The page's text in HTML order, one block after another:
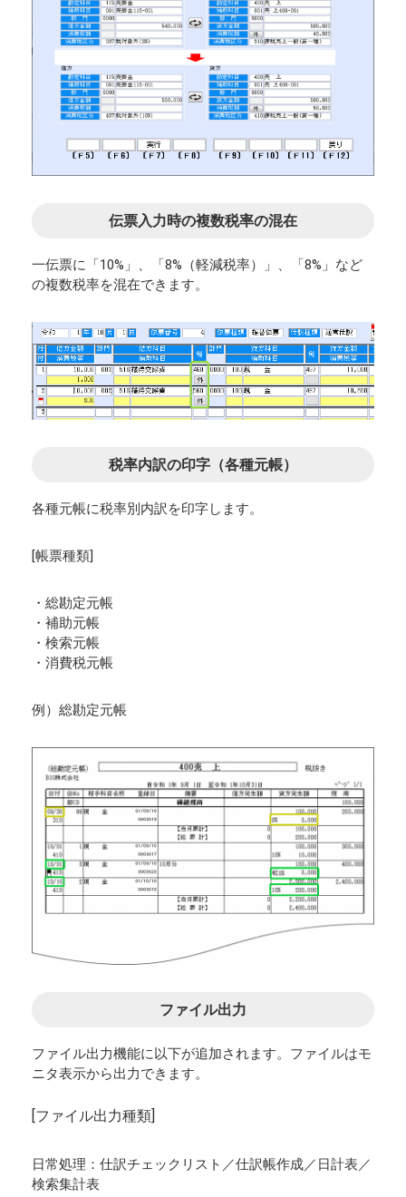
伝票入力時の複数税率の混在
一伝票に「10%」、「8%（軽減税率）」、「8%」など
の複数税率を混在できます。
税率内訳の印字（各種元帳）
各種元帳に税率別内訳を印字します。
[帳票種類]
・総勘定元帳
・補助元帳
・検索元帳
・消費税元帳
例）総勘定元帳
ファイル出力
ファイル出力機能に以下が追加されます。ファイルはモ
ニタ表示から出力できます。
[ファイル出力種類]
日常処理：仕訳チェックリスト／仕訳帳作成／日計表／
検索集計表